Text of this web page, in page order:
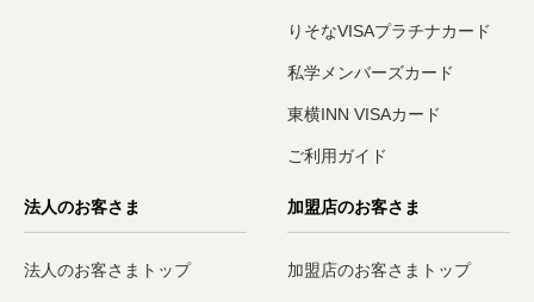
りそなVISAプラチナカード
私学メンバーズカード
東横INN VISAカード
ご利用ガイド
法人のお客さま
法人のお客さまトップ
加盟店のお客さま
加盟店のお客さまトップ